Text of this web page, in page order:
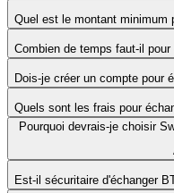
Quel est le montant minimum
Combien de temps faut-il
Dois-je créer un compte pour
Quels sont les frais pour
Pourquoi devrais-je choisir
Est-il sécuritaire d'échanger